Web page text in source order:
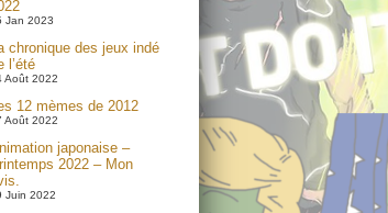
Jan 2023
chronique des jeux indé
l’été
Août 2022
12 mèmes de 2012
Août 2022
japonaise –
2022 – Mon
Juin 2022